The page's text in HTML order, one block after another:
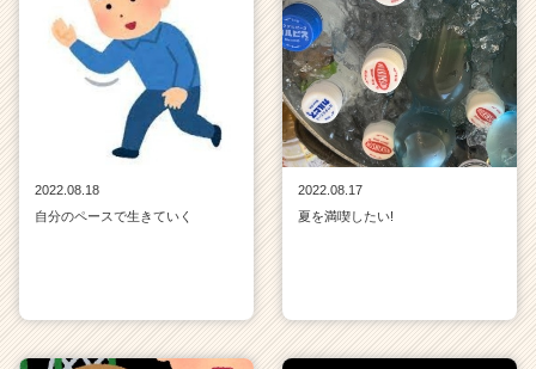
2022.08.18
自分のペースで生きていく
2022.08.17
夏を満喫したい!